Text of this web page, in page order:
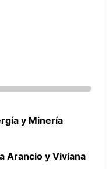
y Minería
Arancio y Viviana